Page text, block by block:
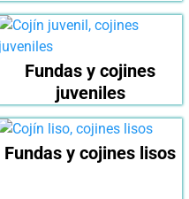
Fundas y cojines
juveniles
Fundas y cojines lisos